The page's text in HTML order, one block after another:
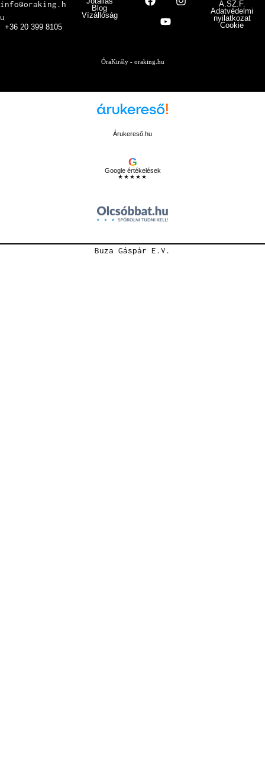
info@oraking.h
u
+36 20 399 8105
Blog
Vízállóság
Á.SZ.F.
Adatvédelmi
nyilatkozat
Cookie
ÓraKirály - oraking.hu
Árukereső.hu
G
Google értékelések
★★★★★
Buza Gáspár E.V.